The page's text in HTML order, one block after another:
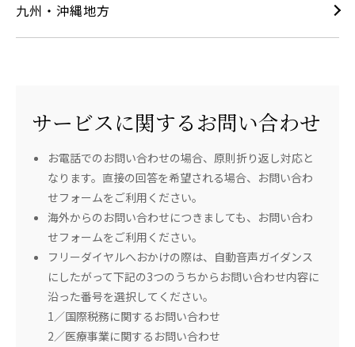
九州・沖縄地方
サービスに関するお問い合わせ
お電話でのお問い合わせの場合、原則折り返し対応と
なります。直接の回答を希望される場合、お問い合わ
せフォームをご利用ください。
海外からのお問い合わせにつきましても、お問い合わ
せフォームをご利用ください。
フリーダイヤルへおかけの際は、自動音声ガイダンス
にしたがって下記の3つのうちからお問い合わせ内容に
沿った番号を選択してください。
1／国際税務に関するお問い合わせ
2／医療事業に関するお問い合わせ